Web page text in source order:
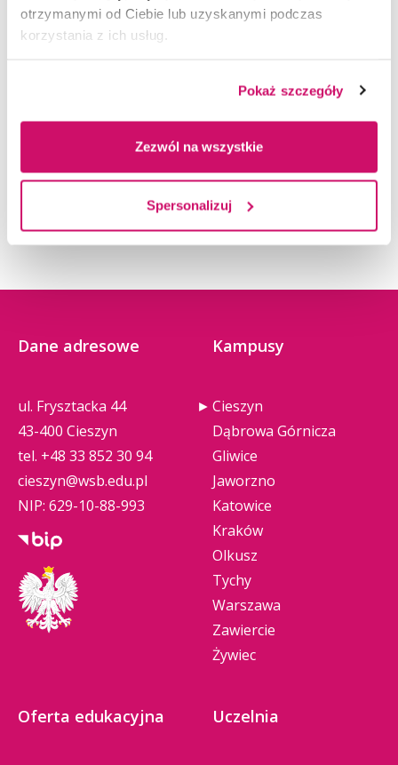
otrzymanymi od Ciebie lub uzyskanymi podczas
korzystania z ich usług.
Pokaż szczegóły
Zezwól na wszystkie
Spersonalizuj
29.04.2021
Dane adresowe
ul. Frysztacka 44
43-400 Cieszyn
tel. +48 33 852 30 94
cieszyn@wsb.edu.pl
NIP: 629-10-88-993
Kampusy
Cieszyn
Dąbrowa Górnicza
Gliwice
Jaworzno
Katowice
Kraków
Olkusz
Tychy
Warszawa
Zawiercie
Żywiec
Oferta edukacyjna Uczelnia